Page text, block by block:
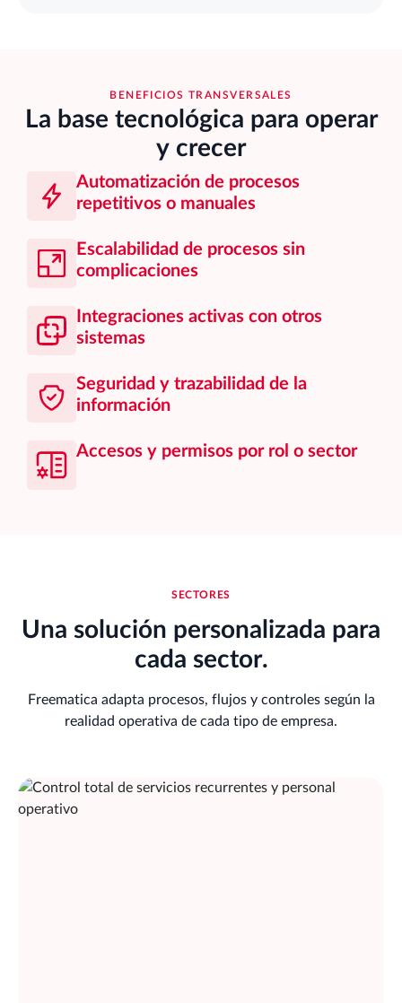
BENEFICIOS TRANSVERSALES
La base tecnológica para operar
y crecer
Automatización de procesos
repetitivos o manuales
Escalabilidad de procesos sin
complicaciones
Integraciones activas con otros
sistemas
Seguridad y trazabilidad de la
información
Accesos y permisos por rol o sector
SECTORES
Una solución personalizada para
cada sector.
Freematica adapta procesos, flujos y controles según la
realidad operativa de cada tipo de empresa.